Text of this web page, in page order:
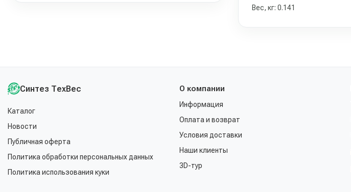
Вес, кг: 0.141
Синтез ТехВес
Каталог
Новости
Публичная оферта
Политика обработки персональных данных
Политика использования куки
О компании
Информация
Оплата и возврат
Условия доставки
Наши клиенты
3D-тур